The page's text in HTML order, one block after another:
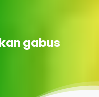
gabus